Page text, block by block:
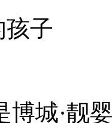
孩子
博城·靓